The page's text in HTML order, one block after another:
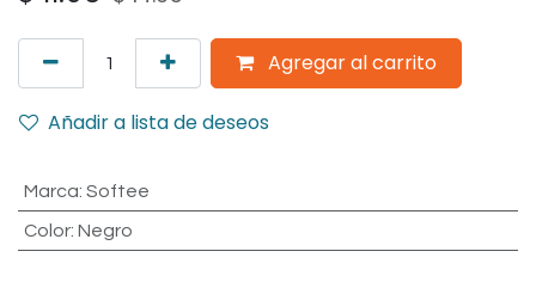
Agregar al carrito
Añadir a lista de deseos
Marca: Softee
Color: Negro